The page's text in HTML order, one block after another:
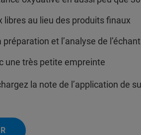
libres au lieu des produits finaux
préparation et l’analyse de
une très petite empreinte
la note de l’application de